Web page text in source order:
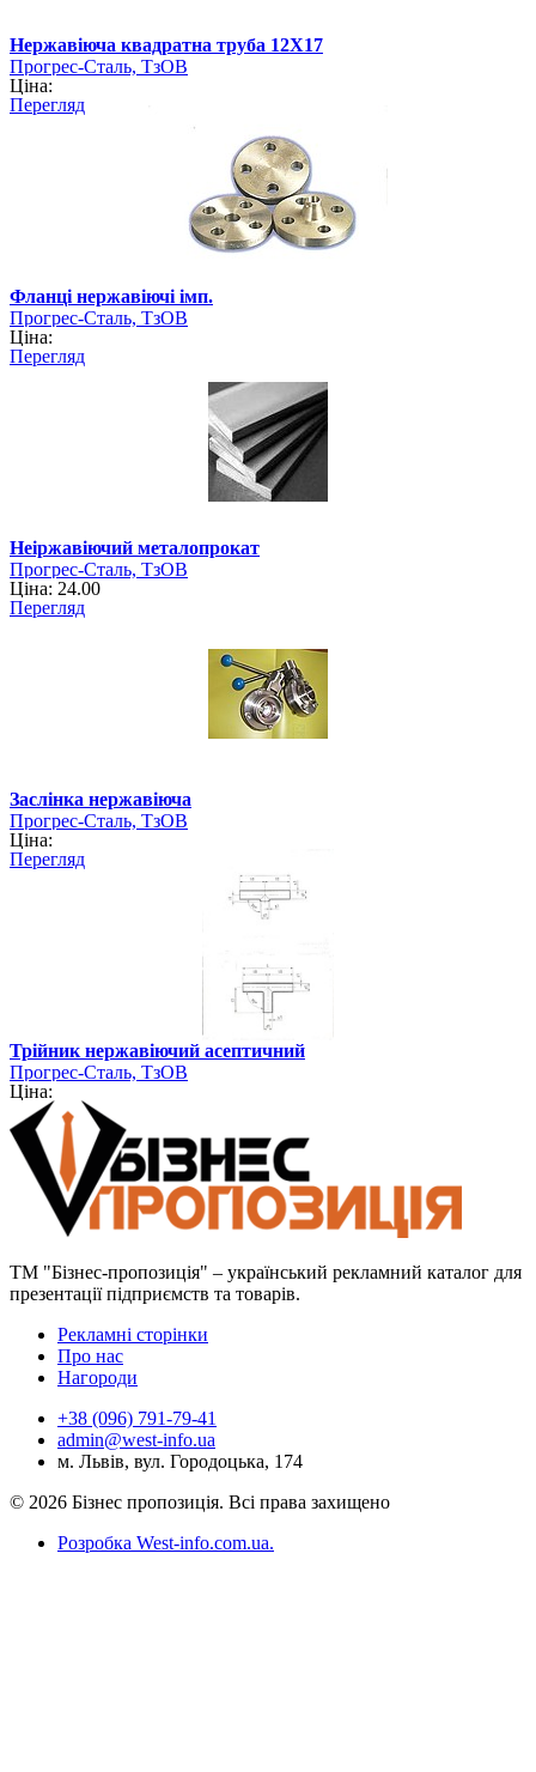
Нержавіюча квадратна труба 12Х17
Прогрес-Сталь, ТзОВ
Ціна:
Перегляд
Фланці нержавіючі імп.
Прогрес-Сталь, ТзОВ
Ціна:
Перегляд
Неіржавіючий металопрокат
Прогрес-Сталь, ТзОВ
Ціна: 24.00
Перегляд
Заслінка нержавіюча
Прогрес-Сталь, ТзОВ
Ціна:
Перегляд
Трійник нержавіючий асептичний
Прогрес-Сталь, ТзОВ
Ціна:
ТМ "Бізнес-пропозиція" – український рекламний каталог для
презентації підприємств та товарів.
Рекламні сторінки
Про нас
Нагороди
+38 (096) 791-79-41
admin@west-info.ua
м. Львів, вул. Городоцька, 174
© 2026 Бізнес пропозиція. Всі права захищено
Розробка West-info.com.ua.